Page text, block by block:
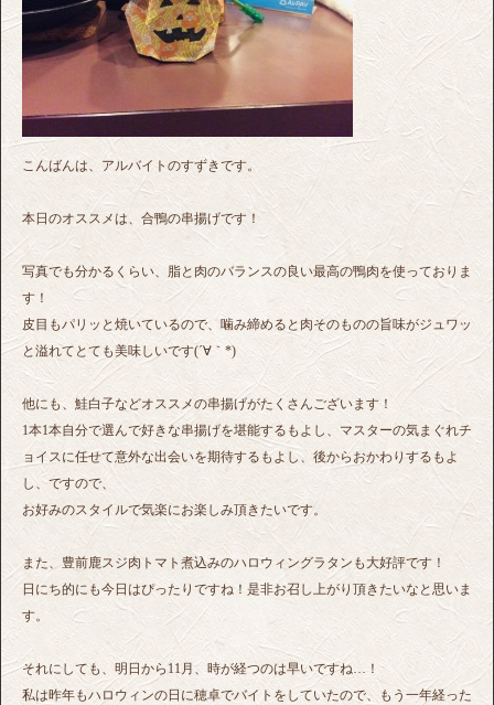
こんばんは、アルバイトのすずきです。
本日のオススメは、合鴨の串揚げです！
写真でも分かるくらい、脂と肉のバランスの良い最高の鴨肉を使っておりま
す！
皮目もパリッと焼いているので、噛み締めると肉そのものの旨味がジュワッ
と溢れてとても美味しいです(´∀｀*)
他にも、鮭白子などオススメの串揚げがたくさんございます！
1本1本自分で選んで好きな串揚げを堪能するもよし、マスターの気まぐれチ
ョイスに任せて意外な出会いを期待するもよし、後からおかわりするもよ
し、ですので、
お好みのスタイルで気楽にお楽しみ頂きたいです。
また、豊前鹿スジ肉トマト煮込みのハロウィングラタンも大好評です！
日にち的にも今日はぴったりですね！是非お召し上がり頂きたいなと思いま
す。
それにしても、明日から11月、時が経つのは早いですね…！
私は昨年もハロウィンの日に穂卓でバイトをしていたので、もう一年経った